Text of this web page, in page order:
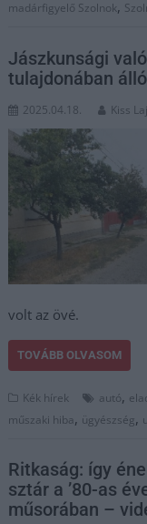
madárfigyelő Szolnok,
Jászkunsági
tulajdonában
2025.04.18. Kiss
volt az övé.
TOVÁBB OLVASOM
Kék hírek autó,
műszaki hiba, ügyészség,
Ritkaság: így
sztár a ’80-as
műsorában –